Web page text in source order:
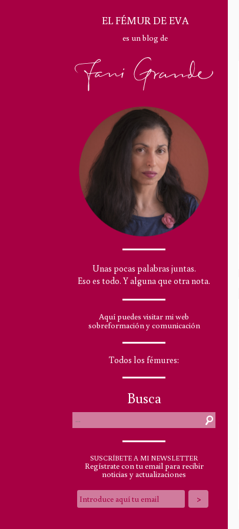
EL FÉMUR DE EVA
es un blog de
Unas pocas palabras juntas.
Eso es todo. Y alguna que otra nota.
Aquí puedes visitar mi web
sobreformación y comunicación
Todos los fémures:
Busca
SUSCRÍBETE A MI NEWSLETTER
Regístrate con tu email para recibir
noticias y actualizaciones